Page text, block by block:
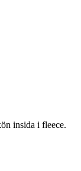
insida i fleece.